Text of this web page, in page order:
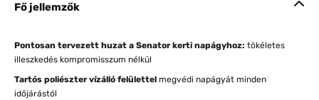
Fő jellemzők
Pontosan tervezett huzat a Senator kerti napágyhoz: tökéletes
illeszkedés kompromisszum nélkül
Tartós poliészter vízálló felülettel megvédi napágyát minden
időjárástól